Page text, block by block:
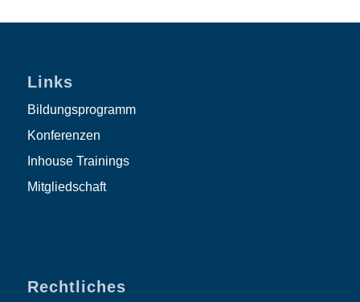
Links
Bildungsprogramm
Konferenzen
Inhouse Trainings
Mitgliedschaft
Rechtliches